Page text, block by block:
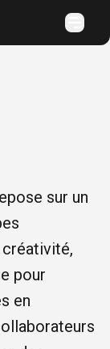
sur un
pour
en